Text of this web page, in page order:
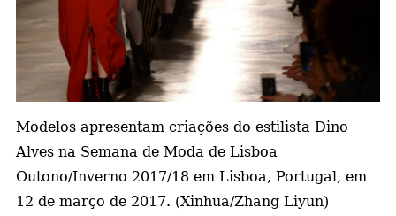
Modelos apresentam criações do estilista Dino
Alves na Semana de Moda de Lisboa
Outono/Inverno 2017/18 em Lisboa, Portugal, em
12 de março de 2017. (Xinhua/Zhang Liyun)